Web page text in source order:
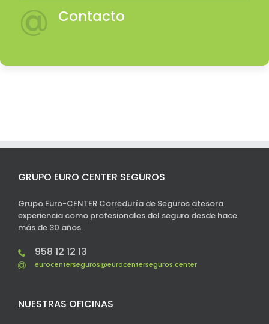
Contacto
GRUPO EURO CENTER SEGUROS
Grupo Euro-CENTER Correduría de Seguros atesora
experiencia como profesionales del seguro desde hace
más de 30 años.
958 12 12 13
eurocenterseguros@eurocenterseguros.center
NUESTRAS OFICINAS